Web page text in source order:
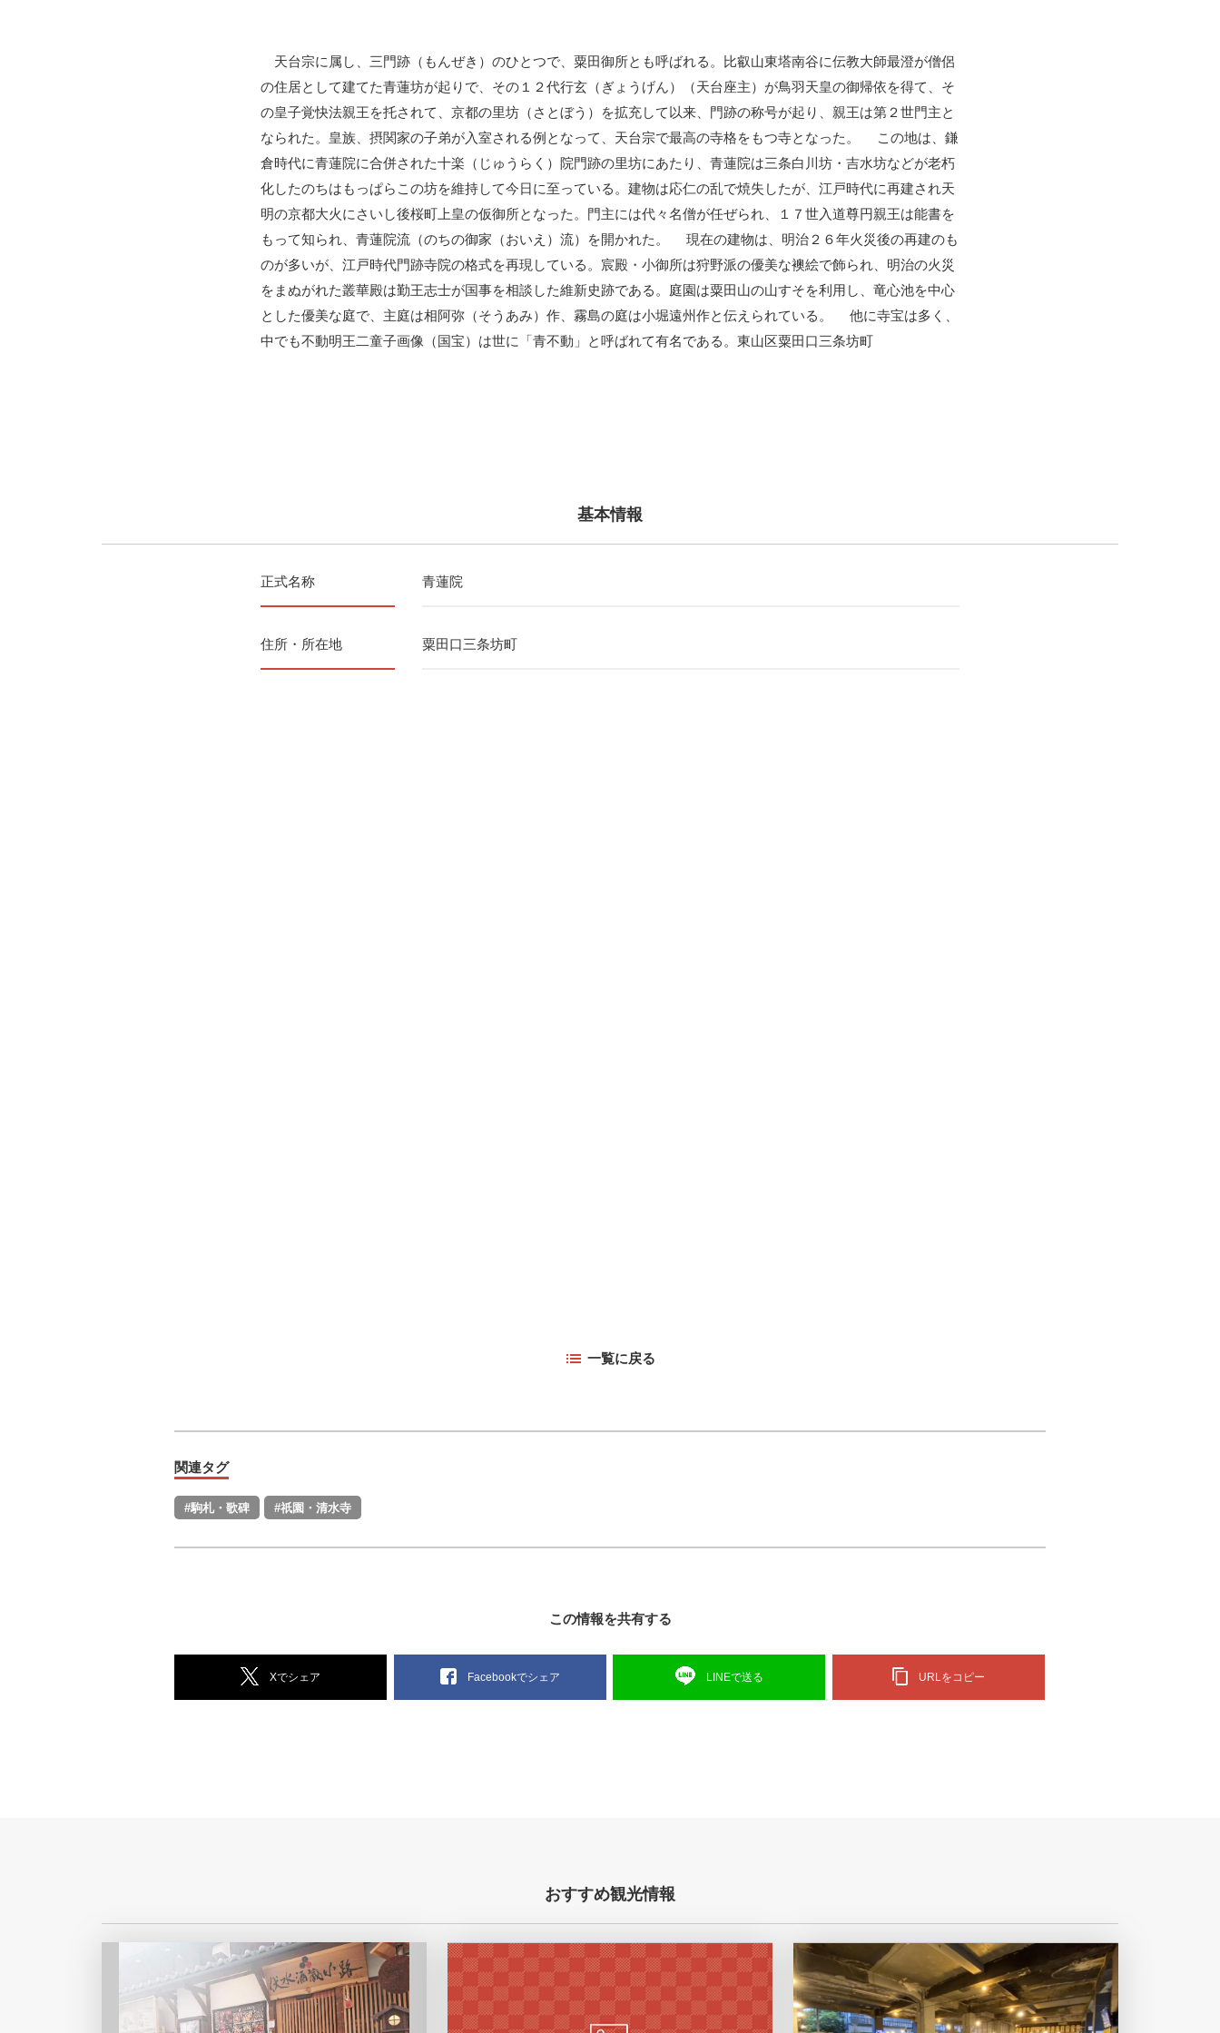
天台宗に属し、三門跡（もんぜき）のひとつで、粟田御所とも呼ばれる。比叡山東塔南谷に伝教大師最澄が僧侶
の住居として建てた青蓮坊が起りで、その１２代行玄（ぎょうげん）（天台座主）が鳥羽天皇の御帰依を得て、そ
の皇子覚快法親王を托されて、京都の里坊（さとぼう）を拡充して以来、門跡の称号が起り、親王は第２世門主と
なられた。皇族、摂関家の子弟が入室される例となって、天台宗で最高の寺格をもつ寺となった。 この地は、鎌
倉時代に青蓮院に合併された十楽（じゅうらく）院門跡の里坊にあたり、青蓮院は三条白川坊・吉水坊などが老朽
化したのちはもっぱらこの坊を維持して今日に至っている。建物は応仁の乱で焼失したが、江戸時代に再建され天
明の京都大火にさいし後桜町上皇の仮御所となった。門主には代々名僧が任ぜられ、１７世入道尊円親王は能書を
もって知られ、青蓮院流（のちの御家（おいえ）流）を開かれた。 現在の建物は、明治２６年火災後の再建のも
のが多いが、江戸時代門跡寺院の格式を再現している。宸殿・小御所は狩野派の優美な襖絵で飾られ、明治の火災
をまぬがれた叢華殿は勤王志士が国事を相談した維新史跡である。庭園は粟田山の山すそを利用し、竜心池を中心
とした優美な庭で、主庭は相阿弥（そうあみ）作、霧島の庭は小堀遠州作と伝えられている。 他に寺宝は多く、
中でも不動明王二童子画像（国宝）は世に「青不動」と呼ばれて有名である。東山区粟田口三条坊町
基本情報
正式名称 青蓮院
住所・所在地 粟田口三条坊町
一覧に戻る
関連タグ
#駒札・歌碑 #祇園・清水寺
この情報を共有する
Xでシェア Facebookでシェア LINEで送る URLをコピー
おすすめ観光情報